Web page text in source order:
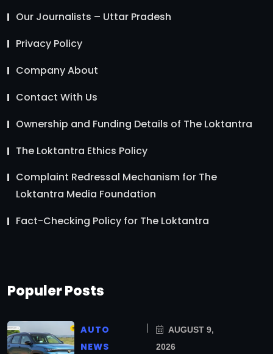
Our Journalists – Uttar Pradesh
Privacy Policy
Company About
Contact With Us
Ownership and Funding Details of The Loktantra
The Loktantra Ethics Policy
Complaint Redressal Mechanism for The
Loktantra Media Foundation
Fact-Checking Policy for The Loktantra
Populer Posts
AUTO
NEWS
AUGUST 9,
2026